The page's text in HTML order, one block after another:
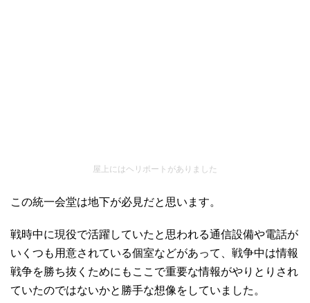
屋上にはヘリポートがありました
この統一会堂は地下が必見だと思います。
戦時中に現役で活躍していたと思われる通信設備や電話が
いくつも用意されている個室などがあって、戦争中は情報
戦争を勝ち抜くためにもここで重要な情報がやりとりされ
ていたのではないかと勝手な想像をしていました。